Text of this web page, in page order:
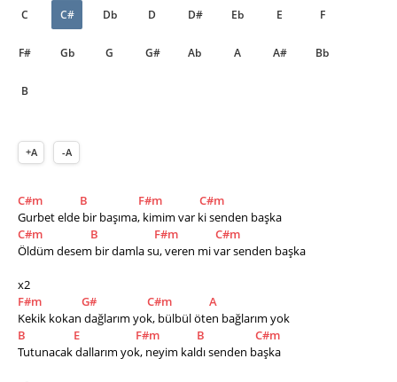
C C# Db D D# Eb E F
F# Gb G G# Ab A A# Bb
B
+A -A
C#m B F#m
C#m
Gurbet elde bir başıma, kimim var ki senden başka
C#m
B F#m
C#m
Öldüm desem bir damla su, veren mi var senden başka
x2
F#m
G# C#m
A
Kekik kokan dağlarım yok, bülbül öten bağlarım yok
B
E F#m B
C#m
Tutunacak dallarım yok, neyim kaldı senden başka